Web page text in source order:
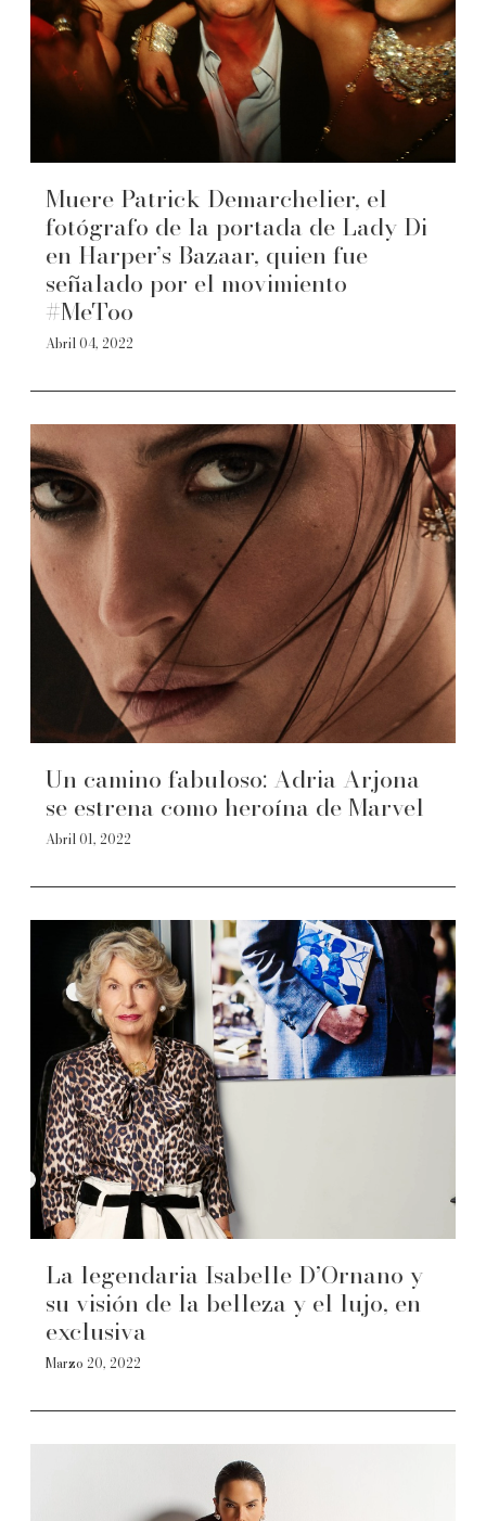
Muere Patrick Demarchelier, el
fotógrafo de la portada de Lady Di
en Harper’s Bazaar, quien fue
señalado por el movimiento
#MeToo
Abril 04, 2022
Un camino fabuloso: Adria Arjona
se estrena como heroína de Marvel
Abril 01, 2022
La legendaria Isabelle D’Ornano y
su visión de la belleza y el lujo, en
exclusiva
Marzo 20, 2022